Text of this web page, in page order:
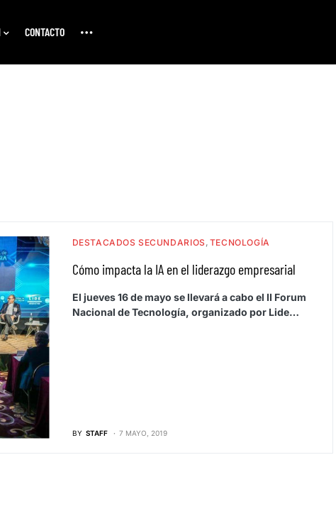
CONTACTO
DESTACADOS SECUNDARIOS TECNOLOGÍA
Cómo impacta la IA en el liderazgo empresarial
El jueves 16 de mayo se llevará a cabo el II Forum
Nacional de Tecnología, organizado por Lide…
BY STAFF 7 MAYO, 2019